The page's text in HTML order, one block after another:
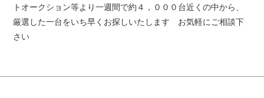
トオークション等より一週間で約４，０００台近くの中から、
厳選した一台をいち早くお探しいたします お気軽にご相談下
さい